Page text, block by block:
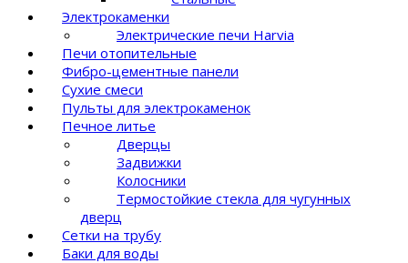
Электрокаменки
Электрические печи Harvia
Печи отопительные
Фибро-цементные панели
Сухие смеси
Пульты для электрокаменок
Печное литье
Дверцы
Задвижки
Колосники
Термостойкие стекла для чугунных
дверц
Сетки на трубу
Баки для воды